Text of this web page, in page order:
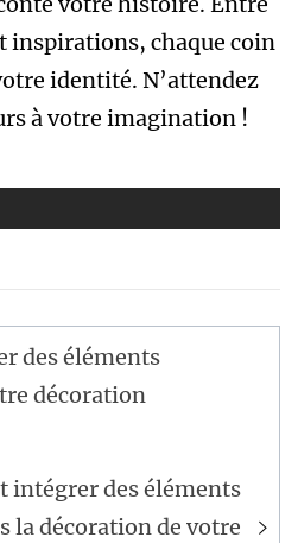
inspirations, chaque coin
identité. N’attendez
à votre imagination !
des éléments
décoration
intégrer des éléments
la décoration de votre